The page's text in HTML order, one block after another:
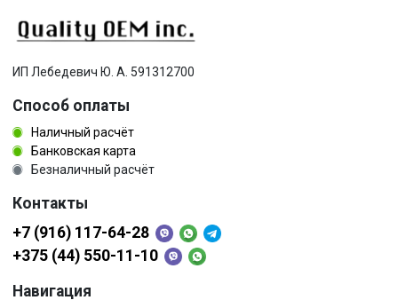
ИП Лебедевич Ю. А. 591312700
Способ оплаты
Наличный расчёт
Банковская карта
Безналичный расчёт
Контакты
+7 (916) 117-64-28
+375 (44) 550-11-10
Навигация